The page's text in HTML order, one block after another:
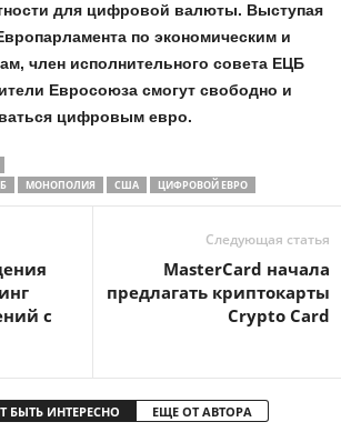
для цифровой валюты. Выступая
по экономическим и
член исполнительного совета ЕЦБ
Евросоюза смогут свободно и
цифровым евро.
МОНОПОЛИЯ США ЦИФРОВОЙ ЕВРО
с
Следующая статья
MasterСard начала
предлагать криптокарты
Crypto Card
БЫТЬ ИНТЕРЕСНО ЕЩЕ ОТ АВТОРА